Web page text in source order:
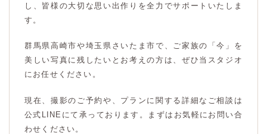
し、皆様の大切な思い出作りを全力でサポートいたしま
す。
群馬県高崎市や埼玉県さいたま市で、ご家族の「今」を
美しい写真に残したいとお考えの方は、ぜひ当スタジオ
にお任せください。
現在、撮影のご予約や、プランに関する詳細なご相談は
公式LINEにて承っております。まずはお気軽にお問い合
わせください。